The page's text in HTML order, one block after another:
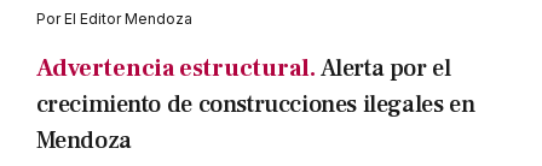
PorEl Editor Mendoza
Advertencia estructural.Alerta por el
crecimiento de construcciones ilegales en
Mendoza